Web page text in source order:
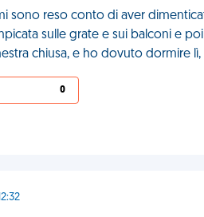
sono reso conto di aver
sulle grate e sui balconi e
chiusa, e ho dovuto dormire lì,
0